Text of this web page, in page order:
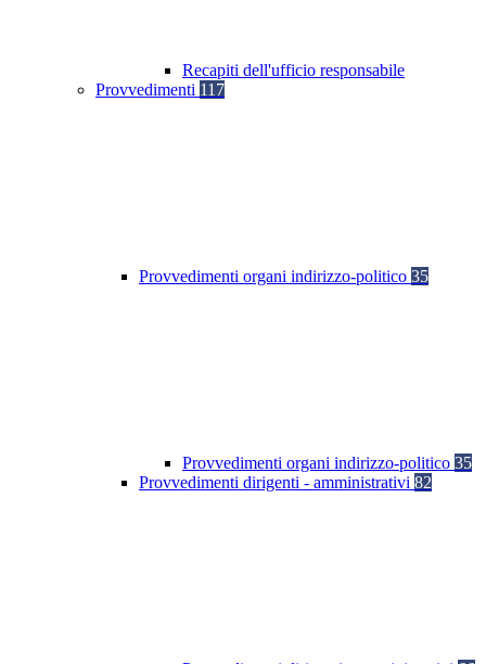
Recapiti dell'ufficio responsabile
Provvedimenti 117
Provvedimenti organi indirizzo-politico 35
Provvedimenti organi indirizzo-politico 35
Provvedimenti dirigenti - amministrativi 82